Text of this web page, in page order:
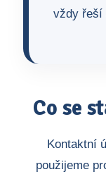
vždy řeší
Co se
Kontaktní
použijeme